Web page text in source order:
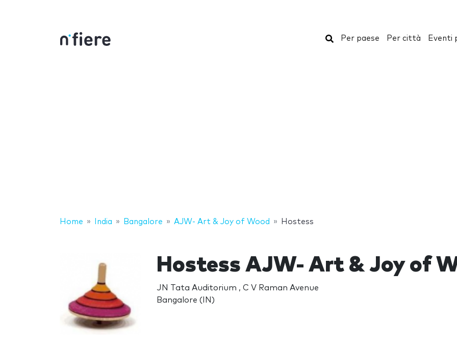
Cerca
Per paese Per città Eventi
Home India Bangalore AJW- Art & Joy of Wood Hostess
Hostess AJW- Art & Joy of
JN Tata Auditorium , C V Raman Avenue
Bangalore (IN)